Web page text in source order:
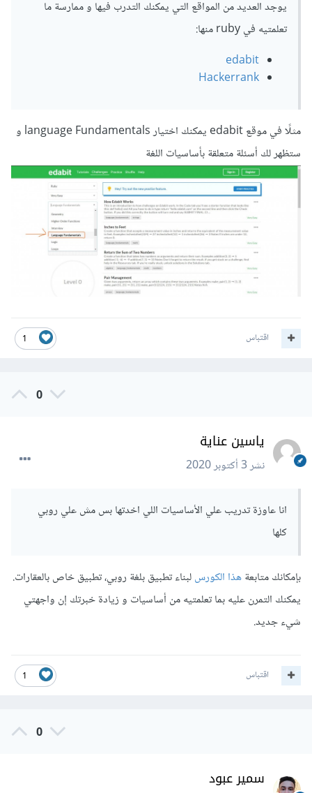
يوجد العديد من المواقع التي يمكنك التدرب فيها و ممارسة ما
تعلمتيه في ruby منها:
edabit
Hackerrank
مثلًا في موقع edabit يمكنك اختيار language Fundamentals و
ستظهر لك أسئلة متعلقة بأساسيات اللغة
1 اقتباس
0
ياسين عناية
نشر3 أكتوبر 2020
انا عاوزة تدريب علي الأساسيات اللي اخدتها بس مش علي روبي
كلها
بإمكانك متابعةهذا الكورسلبناء تطبيق بلغة روبي، تطبيق خاص بالعقارات.
يمكنك التمرن عليه بما تعلمتيه من أساسيات و زيادة خبرتك إن واجهتي
شيء جديد.
1 اقتباس
0
سمير عبود